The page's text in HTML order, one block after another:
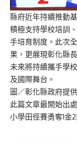
縣府近年持續推動
積極支持學校培訓
手培育制度。此次
果，更展現彰化縣
未來將持續攜手學
及國際舞台。
圖／彰化縣政府提供
此篇文章最開始出
小學田徑賽勇奪1金